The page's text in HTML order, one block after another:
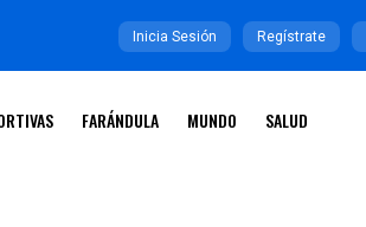
Inicia Sesión Regístrate
FARÁNDULA MUNDO SALUD